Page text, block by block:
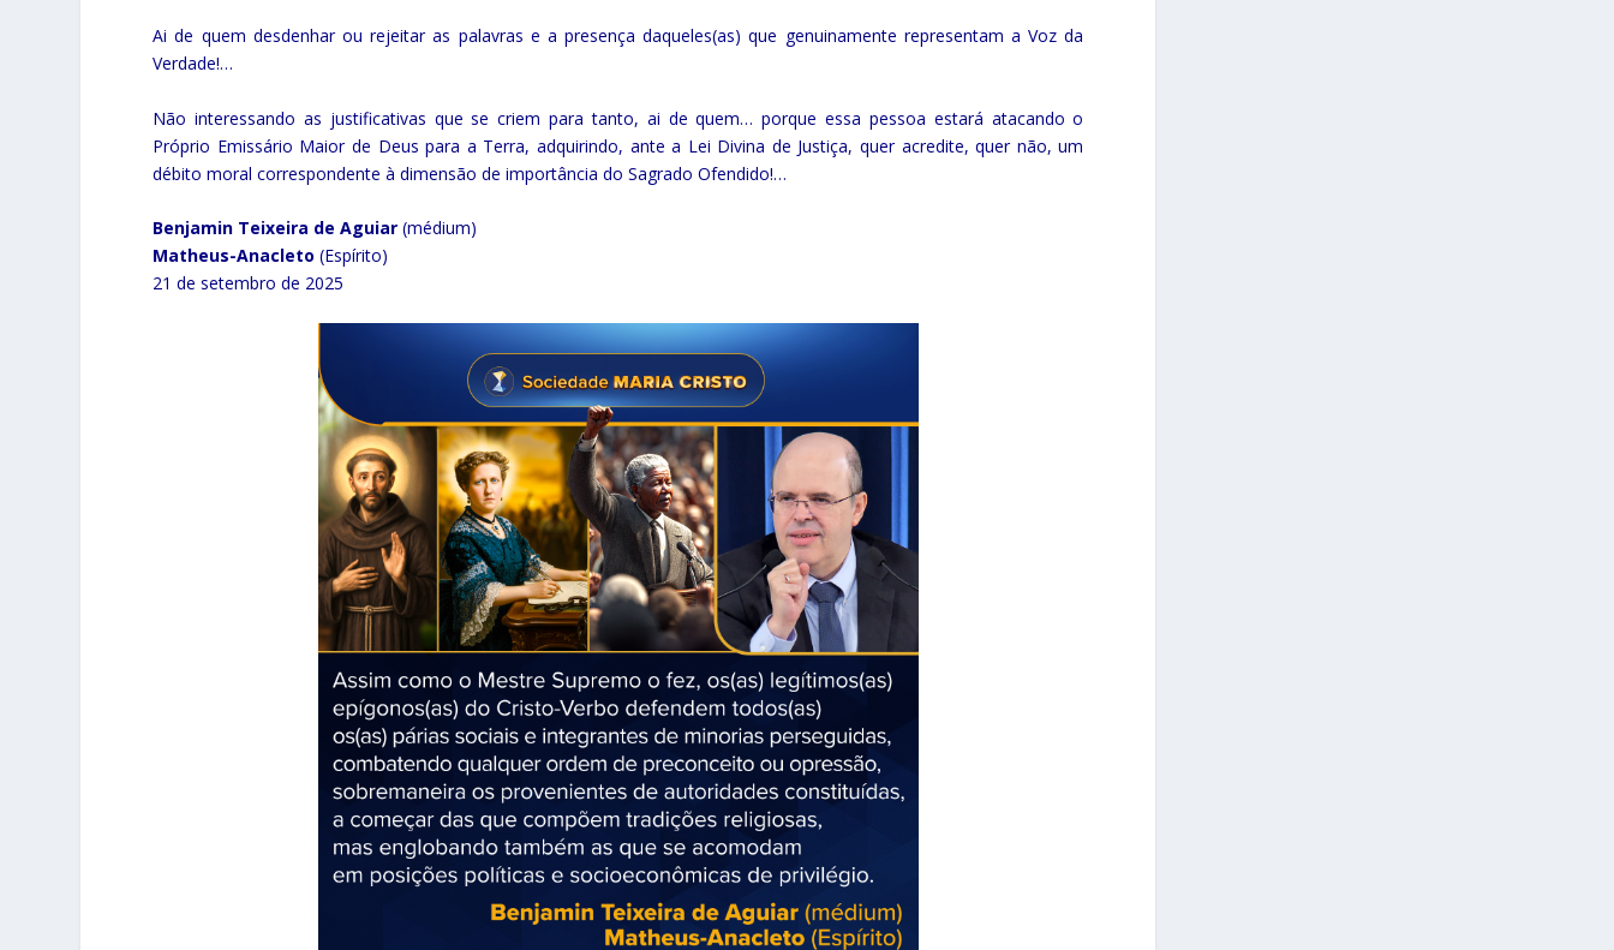
Ai de quem desdenhar ou rejeitar as palavras e a presença daqueles(as) que genuinamente representam a Voz da
Verdade!…
Não interessando as justificativas que se criem para tanto, ai de quem… porque essa pessoa estará atacando o
Próprio Emissário Maior de Deus para a Terra, adquirindo, ante a Lei Divina de Justiça, quer acredite, quer não, um
débito moral correspondente à dimensão de importância do Sagrado Ofendido!…
Benjamin Teixeira de Aguiar (médium)
Matheus-Anacleto(Espírito)
21 de setembro de 2025